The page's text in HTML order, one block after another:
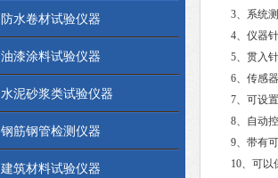
防水卷材试验仪器
油漆涂料试验仪器
水泥砂浆类试验仪器
钢筋钢管检测仪器
建筑材料试验仪器
3、系统测
4、仪器针
5、贯入针
6、传感器
7、可设置
8、自动控
9、带有可
10、可以保